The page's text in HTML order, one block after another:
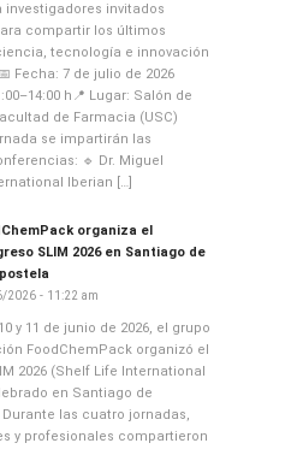
investigadores invitados
compartir los últimos
tecnología e innovación
Fecha: 7 de julio de 2026
h📍 Lugar: Salón de
de Farmacia (USC)
se impartirán las
🔹 Dr. Miguel
Iberian […]
organiza el
SLIM 2026 en Santiago de
2026 - 11:22 am
y 11 de junio de 2026, el grupo
FoodChemPack organizó el
2026 (Shelf Life International
en Santiago de
las cuatro jornadas,
y profesionales compartieron